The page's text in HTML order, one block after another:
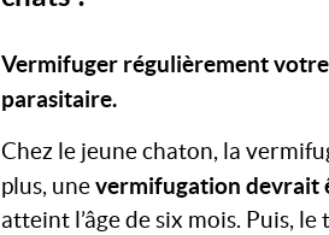
Vermifuger régulièrement
parasitaire.
Chez le jeune chaton, la
plus, unevermifugation devrait
atteint l’âge de six mois. Puis,